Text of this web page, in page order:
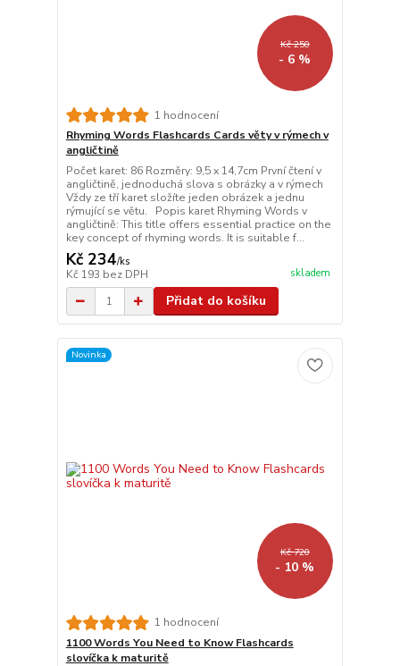
Kč 250
- 6 %
1 hodnocení
Rhyming Words Flashcards Cards věty v rýmech v
angličtině
Počet karet: 86 Rozměry: 9,5 x 14,7cm První čtení v
angličtině, jednoduchá slova s obrázky a v rýmech
Vždy ze tří karet složíte jeden obrázek a jednu
rýmující se větu. Popis karet Rhyming Words v
angličtině: This title offers essential practice on the
key concept of rhyming words. It is suitable f...
Kč 234/ks
Kč 193 bez DPH skladem
Přidat do košíku
Novinka
Kč 720
- 10 %
1 hodnocení
1100 Words You Need to Know Flashcards
slovíčka k maturitě